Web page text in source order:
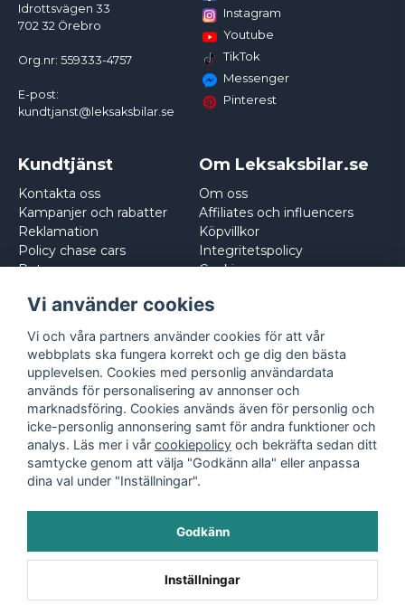
Idrottsvägen 33
702 32 Örebro
Org.nr: 559333-4757
E-post:
kundtjanst@leksaksbilar.se
Instagram
Youtube
TikTok
Messenger
Pinterest
Kundtjänst
Kontakta oss
Kampanjer och rabatter
Reklamation
Policy chase cars
Returnera
Om Leksaksbilar.se
Om oss
Affiliates och influencers
Köpvillkor
Integritetspolicy
Cookies
Vi använder cookies
Vi och våra partners använder cookies för att vår
webbplats ska fungera korrekt och ge dig den bästa
upplevelsen. Cookies med personlig användardata
används för personalisering av annonser och
marknadsföring. Cookies används även för personlig och
icke-personlig annonsering samt för andra funktioner och
analys. Läs mer i vår cookiepolicy och bekräfta sedan ditt
samtycke genom att välja "Godkänn alla" eller anpassa
dina val under "Inställningar".
Godkänn
Inställningar